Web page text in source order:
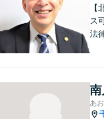
応
【
ス
法
に
ポ
可
南
あ